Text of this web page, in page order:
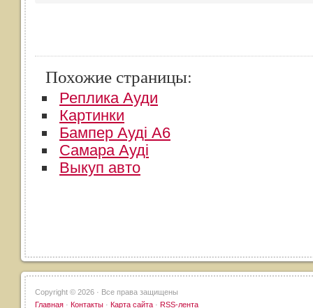
Похожие страницы:
Реплика Ауди
​Картинки
Бампер Ауді А6
Самара Ауді
Выкуп авто
Copyright © 2026 · Все права защищены
Главная · Контакты · Карта сайта · RSS-лента